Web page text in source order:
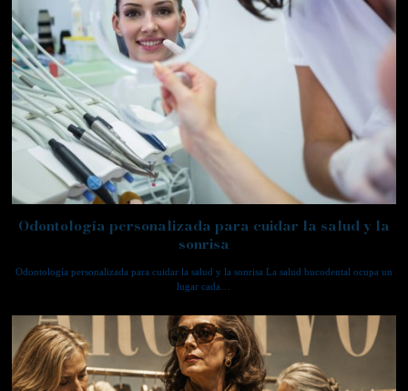
Odontología personalizada para cuidar la salud y la
sonrisa
Odontología personalizada para cuidar la salud y la sonrisa La salud bucodental ocupa un
lugar cada…